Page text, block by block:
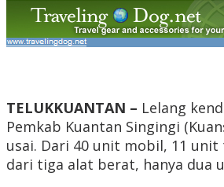
TELUKKUANTAN – Lelang
Pemkab Kuantan Singingi
usai. Dari 40 unit mobil, 11 unit
dari tiga alat berat, hanya dua